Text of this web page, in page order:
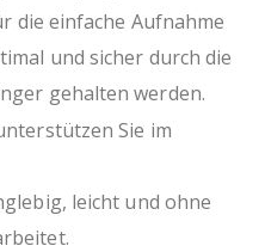
die einfache Aufnahme
und sicher durch die
gehalten werden.
Sie im
leicht und ohne